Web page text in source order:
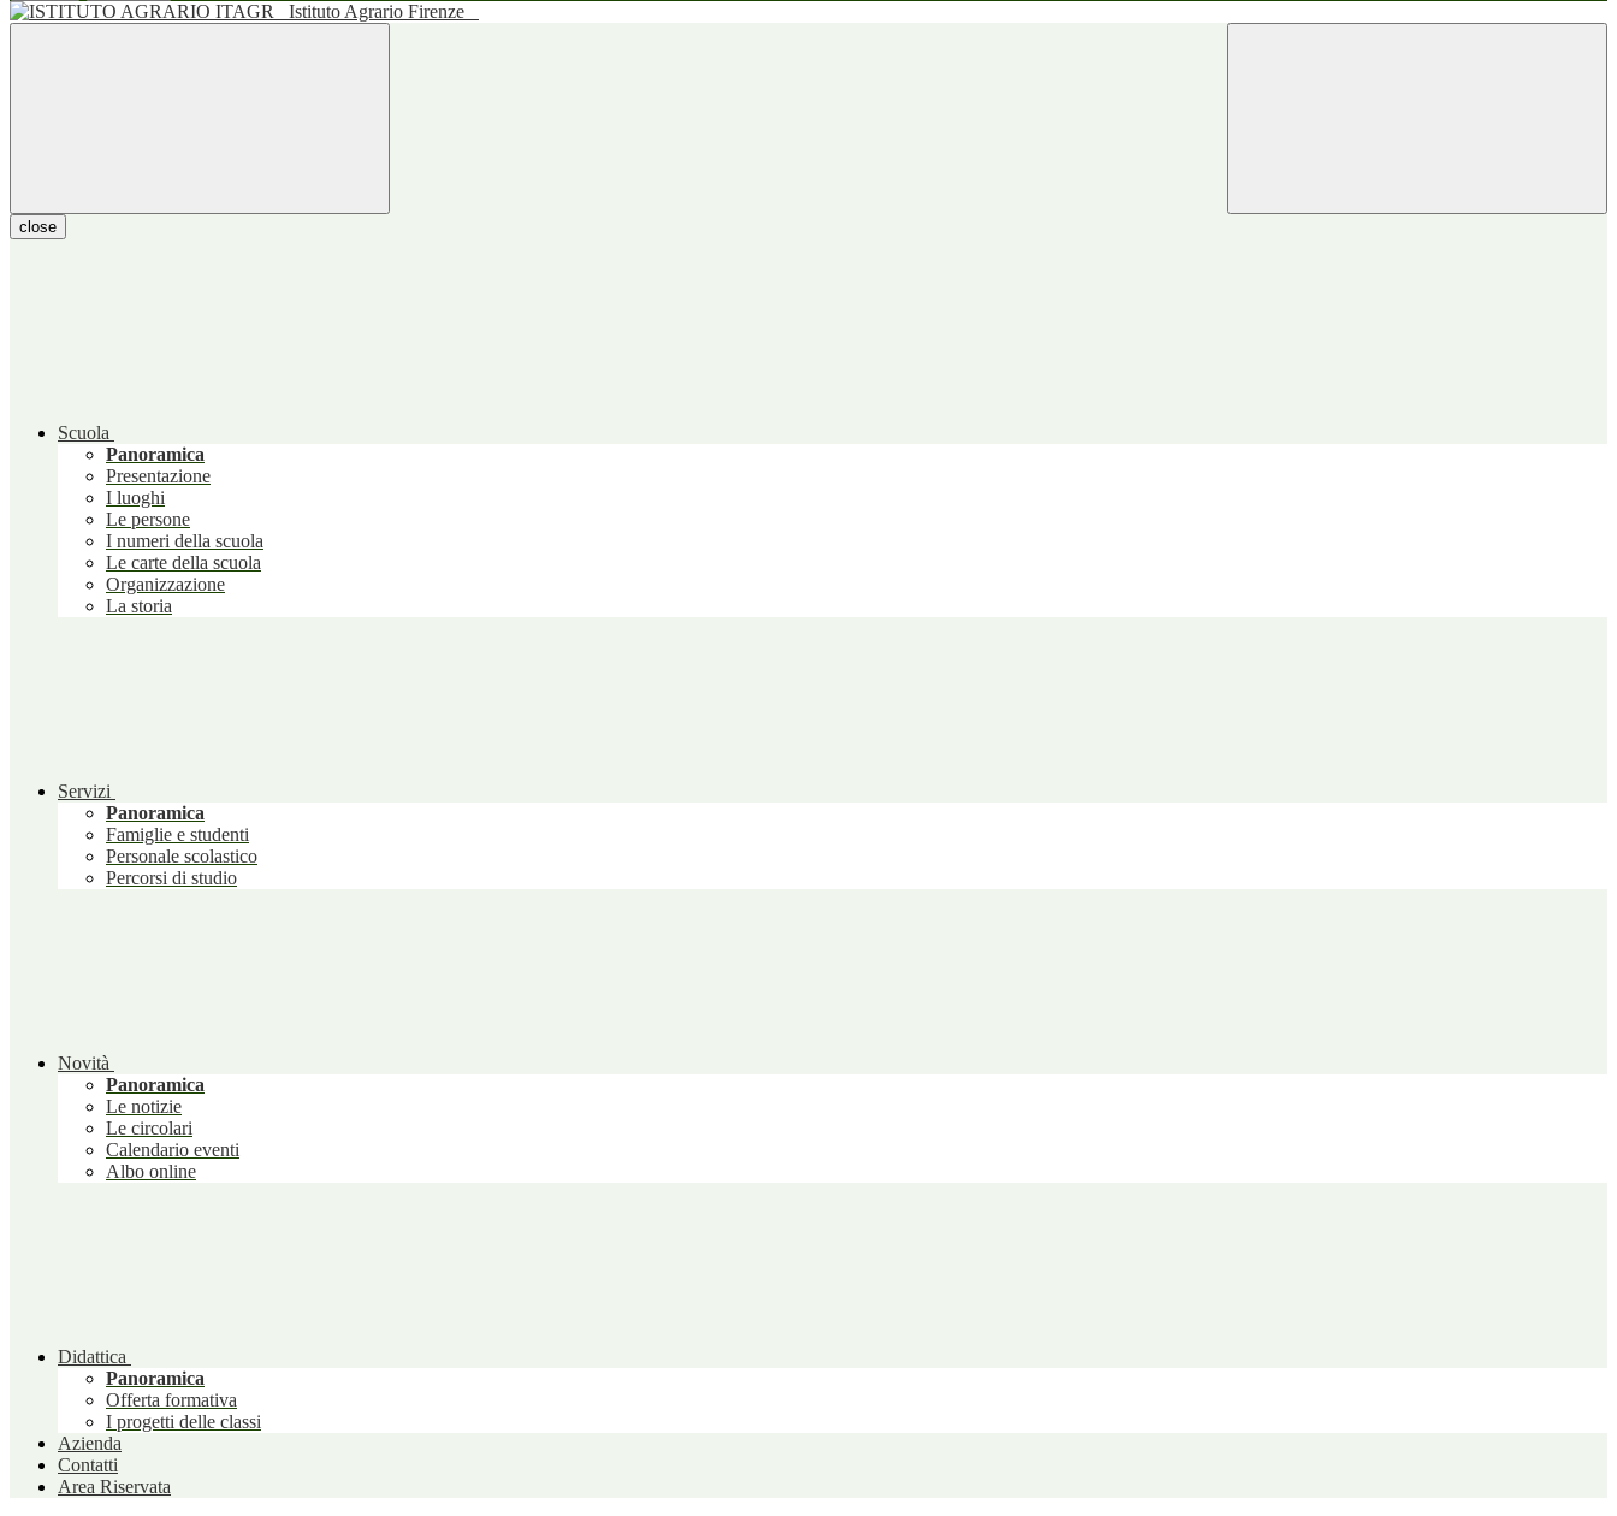
Istituto Agrario Firenze
close
Scuola
Panoramica
Presentazione
I luoghi
Le persone
I numeri della scuola
Le carte della scuola
Organizzazione
La storia
Servizi
Panoramica
Famiglie e studenti
Personale scolastico
Percorsi di studio
Novità
Panoramica
Le notizie
Le circolari
Calendario eventi
Albo online
Didattica
Panoramica
Offerta formativa
I progetti delle classi
Azienda
Contatti
Area Riservata